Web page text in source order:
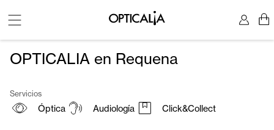
OPTICALIA en Requena
Servicios
Óptica Audiología Click&Collect